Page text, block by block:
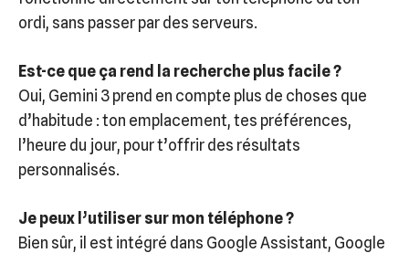
ordi, sans passer par des serveurs.
Est-ce que ça rend la recherche plus facile ?
Oui, Gemini 3 prend en compte plus de choses que
d’habitude : ton emplacement, tes préférences,
l’heure du jour, pour t’offrir des résultats
personnalisés.
Je peux l’utiliser sur mon téléphone ?
Bien sûr, il est intégré dans Google Assistant, Google